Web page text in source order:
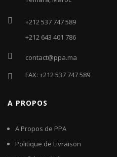
+212 537 747 589
+212 643 401 786
contact@ppa.ma
FAX: +212 537 747 589
A PROPOS
A Propos de PPA
Politique de Livraison